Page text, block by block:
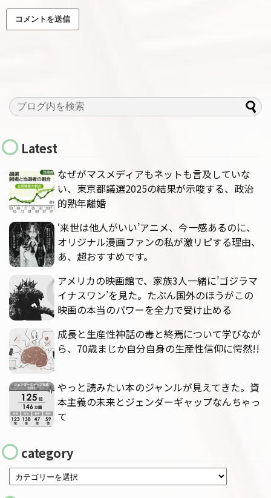
Latest
なぜがマスメディアもネットも言及していな
い、東京都議選2025の結果が示唆する、政治
的熟年離婚
‘来世は他人がいい’アニメ、今一感あるのに、
オリジナル漫画ファンの私が激リピする理由、
あ、超おすすめです。
アメリカの映画館で、家族3人一緒に’ゴジラマ
イナスワン’を見た。たぶん国外のほうがこの
映画の本当のパワーを全力で受け止める
成長と生産性神話の毒と終焉について学びなが
ら、70歳まじか自分自身の生産性信仰に愕然!!
やっと読みたい本のジャンルが見えてきた。資
本主義の未来とジェンダーギャップなんちゃっ
て
category